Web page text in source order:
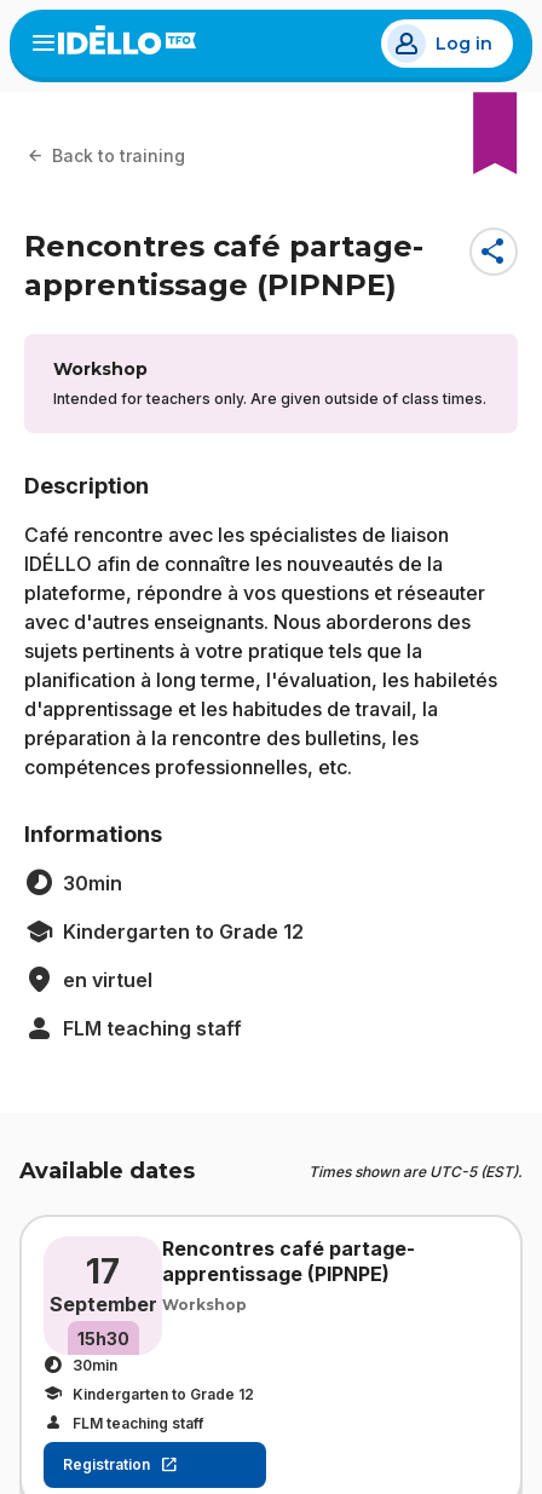
Skip
to
main
Open
menu
Log in
Back to training
Rencontres café partage-
apprentissage (PIPNPE)
share
Workshop
Intended for teachers only. Are given outside of class times.
Description
Café rencontre avec les spécialistes de liaison
IDÉLLO afin de connaître les nouveautés de la
plateforme, répondre à vos questions et réseauter
avec d'autres enseignants. Nous aborderons des
sujets pertinents à votre pratique tels que la
planification à long terme, l'évaluation, les habiletés
d'apprentissage et les habitudes de travail, la
préparation à la rencontre des bulletins, les
compétences professionnelles, etc.
Informations
30min
Kindergarten to Grade 12
en virtuel
FLM teaching staff
Available dates Times shown are UTC-5 (EST).
17
September
15h30
Rencontres café partage-
apprentissage (PIPNPE)
Workshop
30min
Kindergarten to Grade 12
FLM teaching staff
Registration